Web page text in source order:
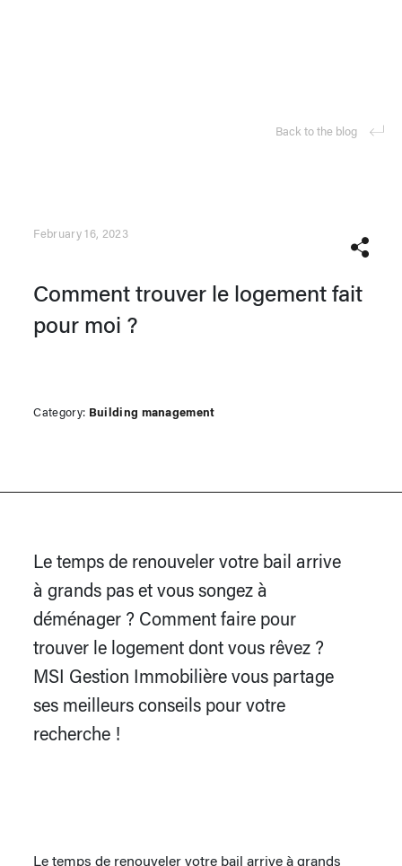
Back to the blog
February 16, 2023
Comment trouver le logement fait
pour moi ?
Category: Building management
Le temps de renouveler votre bail arrive
à grands pas et vous songez à
déménager ? Comment faire pour
trouver le logement dont vous rêvez ?
MSI Gestion Immobilière vous partage
ses meilleurs conseils pour votre
recherche !
Le temps de renouveler votre bail arrive à grands